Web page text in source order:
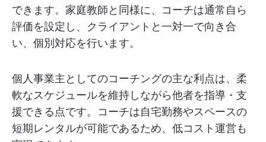
できます。家庭教師と同様に、コーチは通常自ら
評価を設定し、クライアントと一対一で向き合
い、個別対応を行います。
個人事業主としてのコーチングの主な利点は、柔
軟なスケジュールを維持しながら他者を指導・支
援できる点です。コーチは自宅勤務やスペースの
短期レンタルが可能であるため、低コスト運営も